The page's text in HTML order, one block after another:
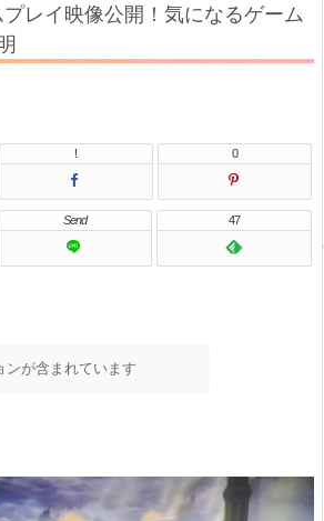
レイ映像公開！気になるゲーム
! 0
Send 47
ンが含まれています